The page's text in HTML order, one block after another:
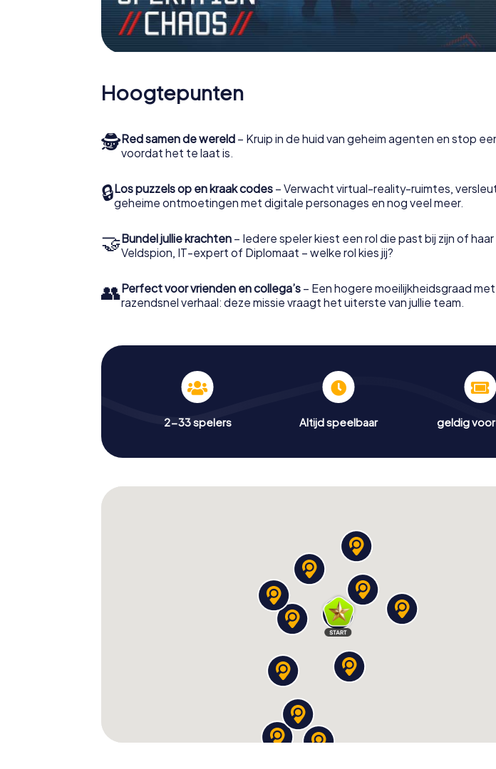
Hoogtepunten
🕵Red samen de wereld – Kruip in de huid van geheim agenten en stop
voordat het te laat is.
🔒Los puzzels op en kraak codes – Verwacht virtual-reality-ruimtes,
geheime ontmoetingen met digitale personages en nog veel meer.
🤝Bundel jullie krachten – Iedere speler kiest een rol die past bij zijn of
Veldspion, IT-expert of Diplomaat – welke rol kies jij?
👥Perfect voor vrienden en collega’s – Een hogere moeilijkheidsgraad
razendsnel verhaal: deze missie vraagt het uiterste van jullie team.
2-33 spelers Altijd speelbaar geldig voor